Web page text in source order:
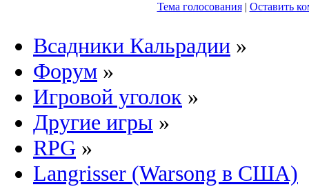
Тема голосования| Оставить
Всадники Кальрадии »
Форум »
Игровой уголок »
Другие игры »
RPG »
Langrisser (Warsong в США)